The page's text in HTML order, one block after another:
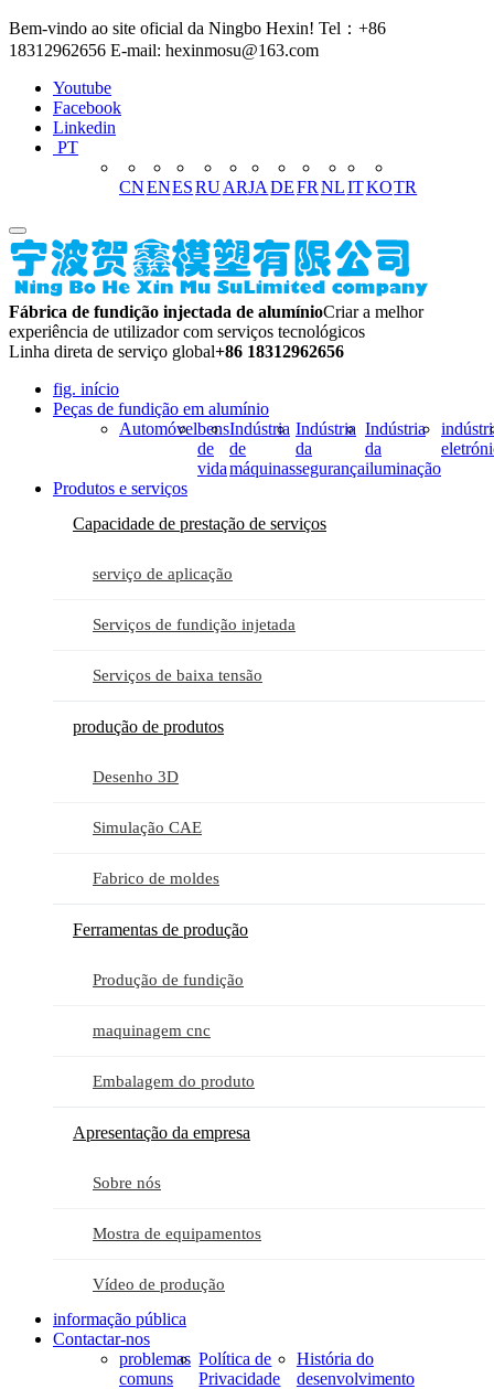
Bem-vindo ao site oficial da Ningbo Hexin! Tel：+86
18312962656 E-mail: hexinmosu@163.com
Youtube
Facebook
Linkedin
PT
CNENESRUARJA DEFR NLITKOTR
Fábrica de fundição injectada de alumínioCriar a melhor
experiência de utilizador com serviços tecnológicos
Linha direta de serviço global+86 18312962656
fig. início
Peças de fundição em alumínio
Automóvelbens
de
vida
Indústria
de
máquinas
Indústria
da
segurança
Indústria
da
iluminação
Produtos e serviços
Capacidade de prestação de serviços
serviço de aplicação
Serviços de fundição injetada
Serviços de baixa tensão
produção de produtos
Desenho 3D
Simulação CAE
Fabrico de moldes
Ferramentas de produção
Produção de fundição
maquinagem cnc
Embalagem do produto
Apresentação da empresa
Sobre nós
Mostra de equipamentos
Vídeo de produção
informação pública
Contactar-nos
problemas
comuns
Política de
Privacidade
História do
desenvolvimento